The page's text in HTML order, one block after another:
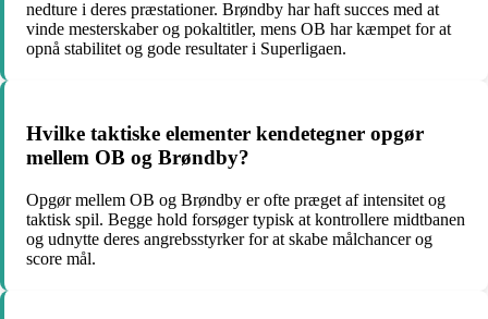
nedture i deres præstationer. Brøndby har haft succes med at
vinde mesterskaber og pokaltitler, mens OB har kæmpet for at
opnå stabilitet og gode resultater i Superligaen.
Hvilke taktiske elementer kendetegner opgør
mellem OB og Brøndby?
Opgør mellem OB og Brøndby er ofte præget af intensitet og
taktisk spil. Begge hold forsøger typisk at kontrollere midtbanen
og udnytte deres angrebsstyrker for at skabe målchancer og
score mål.